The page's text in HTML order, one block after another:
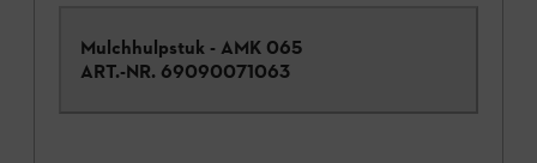
Mulchhulpstuk - AMK 065
ART.-NR. 69090071063